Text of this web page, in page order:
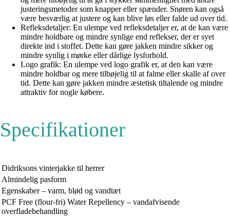
justeringsmetoder som knapper eller spænder. Snøren kan også
være besværlig at justere og kan blive løs eller falde ud over tid.
Refleksdetaljer: En ulempe ved refleksdetaljer er, at de kan være
mindre holdbare og mindre synlige end reflekser, der er syet
direkte ind i stoffet. Dette kan gøre jakken mindre sikker og
mindre synlig i mørke eller dårlige lysforhold.
Logo grafik: En ulempe ved logo grafik er, at den kan være
mindre holdbar og mere tilbøjelig til at falme eller skalle af over
tid. Dette kan gøre jakken mindre æstetisk tiltalende og mindre
attraktiv for nogle købere.
Specifikationer
Didriksons vinterjakke til herrer
Almindelig pasform
Egenskaber – varm, blød og vandtæt
PCF Free (flour-fri) Water Repellency – vandafvisende
overfladebehandling